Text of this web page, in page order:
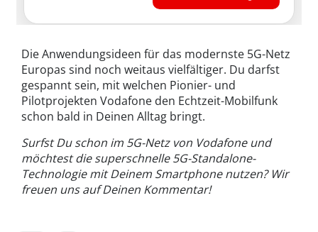
Die Anwendungsideen für das modernste 5G-Netz
Europas sind noch weitaus vielfältiger. Du darfst
gespannt sein, mit welchen Pionier- und
Pilotprojekten Vodafone den Echtzeit-Mobilfunk
schon bald in Deinen Alltag bringt.
Surfst Du schon im 5G-Netz von Vodafone und
möchtest die superschnelle 5G-Standalone-
Technologie mit Deinem Smartphone nutzen? Wir
freuen uns auf Deinen Kommentar!